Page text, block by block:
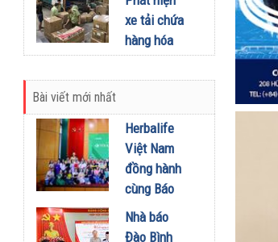
28/10/2022
việc, xử lý
641 vụ vi
phạm
xe tải chứa
hàng hóa
nghi nhập
lậu
Bài viết mới nhất
Herbalife
Việt Nam
đồng hành
cùng Báo
Sức khỏe
và Đời
Nhà báo
Đào Bình